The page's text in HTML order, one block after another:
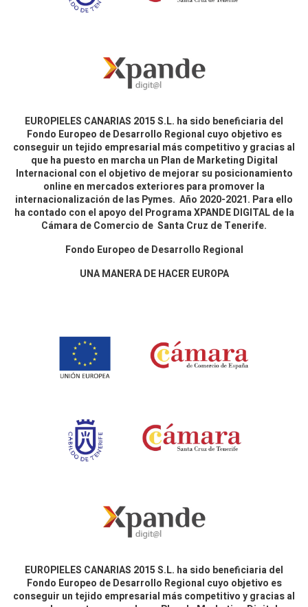
EUROPIELES CANARIAS 2015 S.L. ha sido beneficiaria del
Fondo Europeo de Desarrollo Regional cuyo objetivo es
conseguir un tejido empresarial más competitivo y gracias al
que ha puesto en marcha un Plan de Marketing Digital
Internacional con el objetivo de mejorar su posicionamiento
online en mercados exteriores para promover la
internacionalización de las Pymes. Año 2020-2021. Para ello
ha contado con el apoyo del Programa XPANDE DIGITAL de la
Cámara de Comercio de Santa Cruz de Tenerife.
Fondo Europeo de Desarrollo Regional
UNA MANERA DE HACER EUROPA
EUROPIELES CANARIAS 2015 S.L. ha sido beneficiaria del
Fondo Europeo de Desarrollo Regional cuyo objetivo es
conseguir un tejido empresarial más competitivo y gracias al